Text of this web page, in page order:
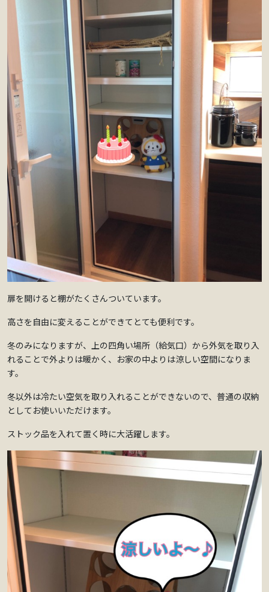
扉を開けると棚がたくさんついています。
高さを自由に変えることができてとても便利です。
冬のみになりますが、上の四角い場所（給気口）から外気を取り入
れることで外よりは暖かく、お家の中よりは涼しい空間になりま
す。
冬以外は冷たい空気を取り入れることができないので、普通の収納
としてお使いいただけます。
ストック品を入れて置く時に大活躍します。